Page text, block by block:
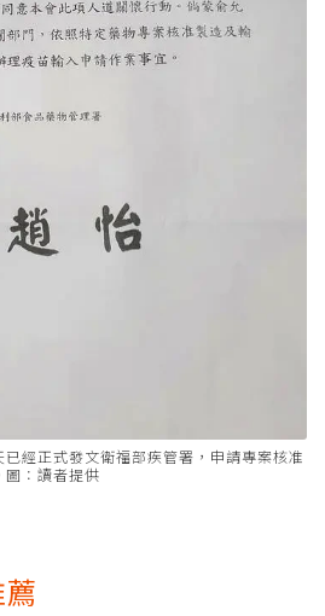
經正式發文衛福部疾管署，申請專案核准
：讀者提供